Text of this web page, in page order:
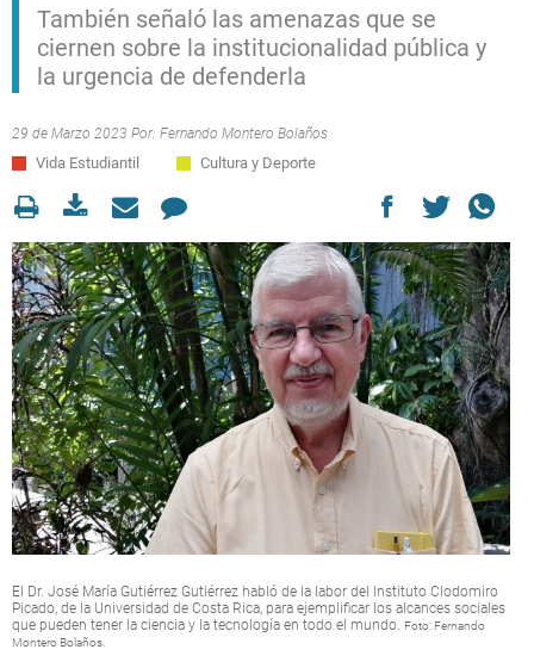
También señaló las amenazas que se
ciernen sobre la institucionalidad pública y
la urgencia de defenderla
29 de Marzo 2023 Por: Fernando Montero Bolaños
Vida Estudiantil Cultura y Deporte
El Dr. José María Gutiérrez Gutiérrez habló de la labor del Instituto Clodomiro
Picado, de la Universidad de Costa Rica, para ejemplificar los alcances sociales
que pueden tener la ciencia y la tecnología en todo el mundo. Foto: Fernando
Montero Bolaños.